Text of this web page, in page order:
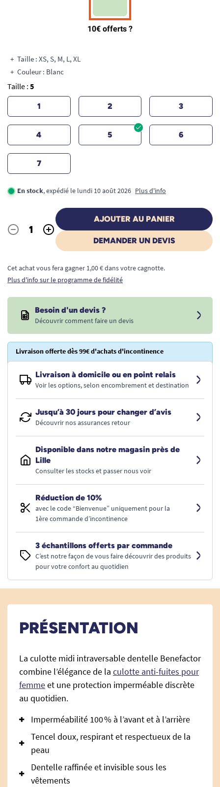
Taille : XS, S, M, L, XL
Couleur : Blanc
Taille : 5
1 2 3
4 5 6
7
En stock, expédié le lundi 10 août 2026 Plus d'info
Quantité
- +
AJOUTER AU PANIER
DEMANDER UN DEVIS
Cet achat vous fera gagner 1,00 € dans votre cagnotte.
Plus d'info sur le programme de fidélité
Besoin d'un devis ?
Découvrir comment faire un devis
Livraison offerte dès 99€ d'achats d'incontinence
Livraison à domicile ou en point relais
Voir les options, selon encombrement et destination
Jusqu’à 30 jours pour changer d’avis
Découvrir nos assurances retour
Disponible dans notre magasin près de
Lille
Consulter les stocks et passer nous voir
Réduction de 10%
avec le code “Bienvenue” uniquement pour la
1ère commande d’incontinence
3 échantillons offerts par commande
C’est notre façon de vous faire découvrir des produits
pour votre confort au quotidien
PRÉSENTATION
La culotte midi intraversable dentelle Benefactor
combine l’élégance de la culotte anti-fuites pour
femmeet une protection imperméable discrète
au quotidien.
Imperméabilité 100 % à l’avant et à l’arrière
Tencel doux, respirant et respectueux de la
peau
Dentelle raffinée et invisible sous les
vêtements